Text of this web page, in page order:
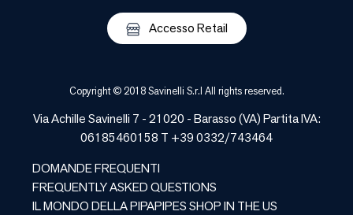
Accesso Retail
Copyright © 2018 Savinelli S.r.l All rights reserved.
Via Achille Savinelli 7 - 21020 -Barasso(VA) Partita IVA:
06185460158 T +39 0332/743464
DOMANDE FREQUENTI
FREQUENTLY ASKED QUESTIONS
IL MONDO DELLA PIPAPIPES SHOP IN THE US